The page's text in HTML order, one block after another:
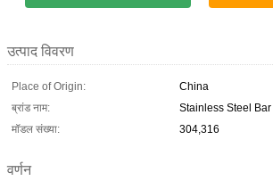
उत्पाद विवरण
Place of Origin:
China
ब्रांड नाम:
Stainless Steel Bar
मॉडल संख्या:
304,316
वर्णन